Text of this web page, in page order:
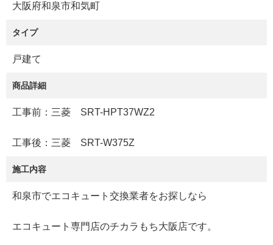
大阪府和泉市和気町
タイプ
戸建て
商品詳細
工事前：三菱 SRT-HPT37WZ2
工事後：三菱 SRT-W375Z
施工内容
和泉市でエコキュート交換業者をお探しなら
エコキュート専門店のチカラもち大阪店です。